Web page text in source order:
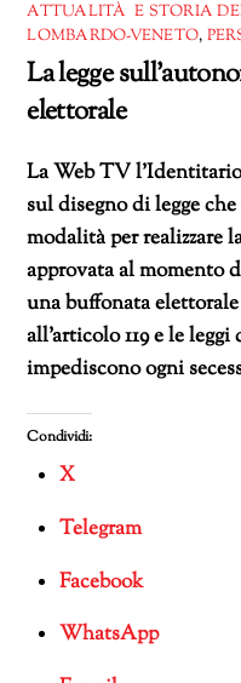
ATTUALITÀ E STORIA
LOMBARDO-VENETO,
La legge
elettorale
La Web TV
sul disegno di legge
modalità per realizzare
approvata al momento
una buffonata
all’articolo 119 e le
impediscono ogni
Condividi:
X
Telegram
Facebook
WhatsApp